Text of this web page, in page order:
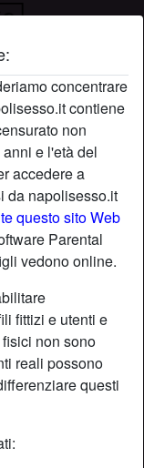
concentrare
contiene
non
e l'età del
accedere a
da napolisesso.it
questo sito Web
Parental
vedono online.
fittizi e utenti e
non sono
reali possono
questi
Chatta adesso